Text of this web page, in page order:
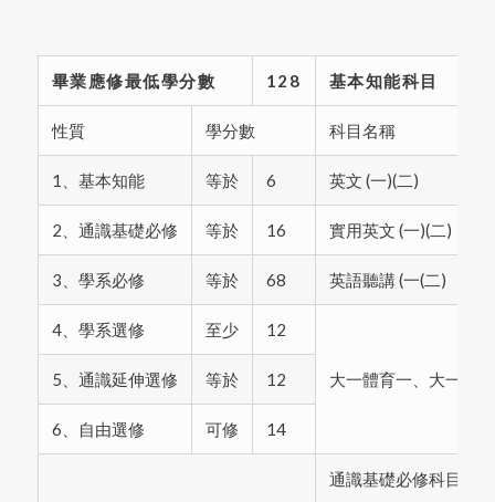
畢業應修最低學分數 128 基本知能科目
性質 學分數 科目名稱
1、基本知能 等於 6 英文 (一)(二)
2、通識基礎必修 等於 16 實用英文 (一)(二)
3、學系必修 等於 68 英語聽講 (一(二)
4、學系選修 至少 12
大一體育一、大一體
5、通識延伸選修 等於 12
6、自由選修 可修 14
通識基礎必修科目